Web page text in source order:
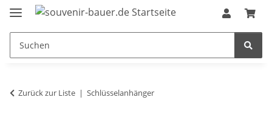
Zurück zur Liste Schlüsselanhänger